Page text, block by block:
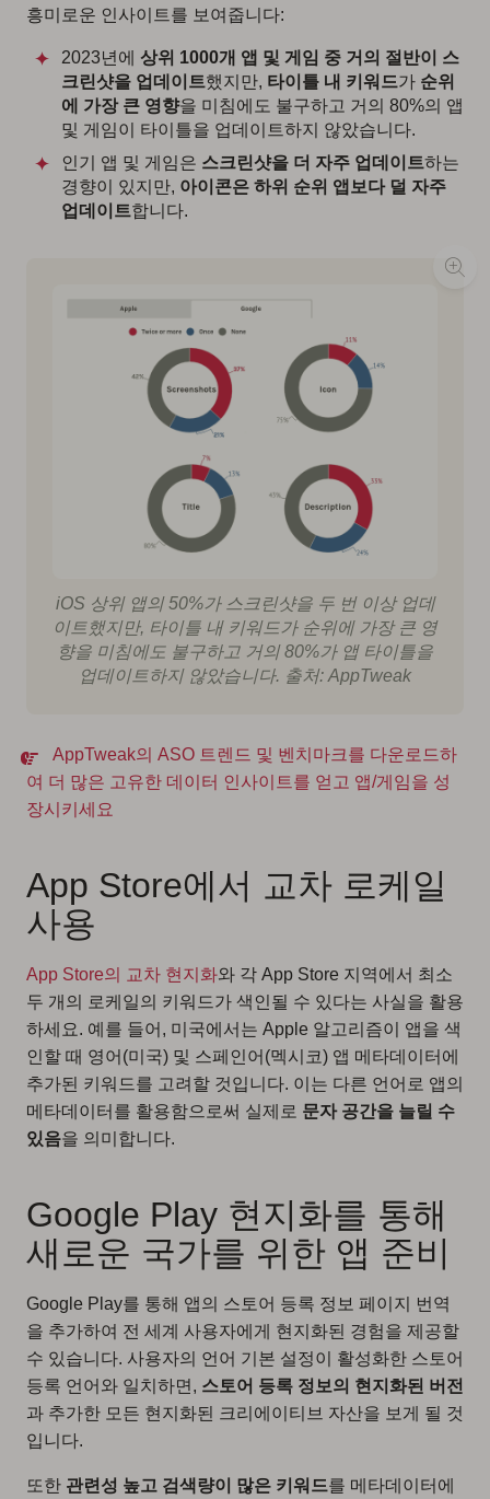
흥미로운 인사이트를 보여줍니다:
2023년에 상위 1000개 앱 및 게임 중 거의 절반이 스
크린샷을 업데이트했지만, 타이틀 내 키워드가 순위
에 가장 큰 영향을 미침에도 불구하고 거의 80%의 앱
및 게임이 타이틀을 업데이트하지 않았습니다.
인기 앱 및 게임은 스크린샷을 더 자주 업데이트하는
경향이 있지만, 아이콘은 하위 순위 앱보다 덜 자주
업데이트합니다.
iOS 상위 앱의 50%가 스크린샷을 두 번 이상 업데
이트했지만, 타이틀 내 키워드가 순위에 가장 큰 영
향을 미침에도 불구하고 거의 80%가 앱 타이틀을
업데이트하지 않았습니다. 출처: AppTweak
AppTweak의 ASO 트렌드 및 벤치마크를 다운로드하
여 더 많은 고유한 데이터 인사이트를 얻고 앱/게임을 성
장시키세요
App Store에서 교차 로케일
사용
App Store의 교차 현지화와 각 App Store 지역에서 최소
두 개의 로케일의 키워드가 색인될 수 있다는 사실을 활용
하세요. 예를 들어, 미국에서는 Apple 알고리즘이 앱을 색
인할 때 영어(미국) 및 스페인어(멕시코) 앱 메타데이터에
추가된 키워드를 고려할 것입니다. 이는 다른 언어로 앱의
메타데이터를 활용함으로써 실제로 문자 공간을 늘릴 수
있음을 의미합니다.
Google Play 현지화를 통해
새로운 국가를 위한 앱 준비
Google Play를 통해 앱의 스토어 등록 정보 페이지 번역
을 추가하여 전 세계 사용자에게 현지화된 경험을 제공할
수 있습니다. 사용자의 언어 기본 설정이 활성화한 스토어
등록 언어와 일치하면, 스토어 등록 정보의 현지화된 버전
과 추가한 모든 현지화된 크리에이티브 자산을 보게 될 것
입니다.
또한 관련성 높고 검색량이 많은 키워드를 메타데이터에